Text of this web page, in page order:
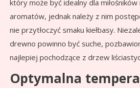
który może być idealny dla
aromatów, jednak należy z nim
nie przytłoczyć smaku kiełbasy.
drewno powinno być suche,
najlepiej pochodzące z drzew
Optymalna